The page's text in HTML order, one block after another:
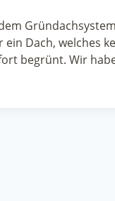
Dach, welches
begrünt. Wir